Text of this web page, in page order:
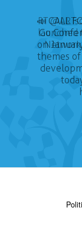
📣 CALL
Go
on
themes